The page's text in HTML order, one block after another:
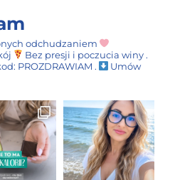
odchudzaniem
Bez presji i poczucia winy .
PROZDRAWIAM .
Umów